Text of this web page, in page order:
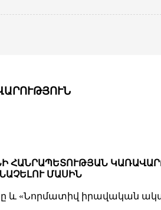
ՀԱՆՐԱՊԵՏՈՒԹՅԱՆ
ՄԱՍԻՆ
և «Նորմատիվ իրավական